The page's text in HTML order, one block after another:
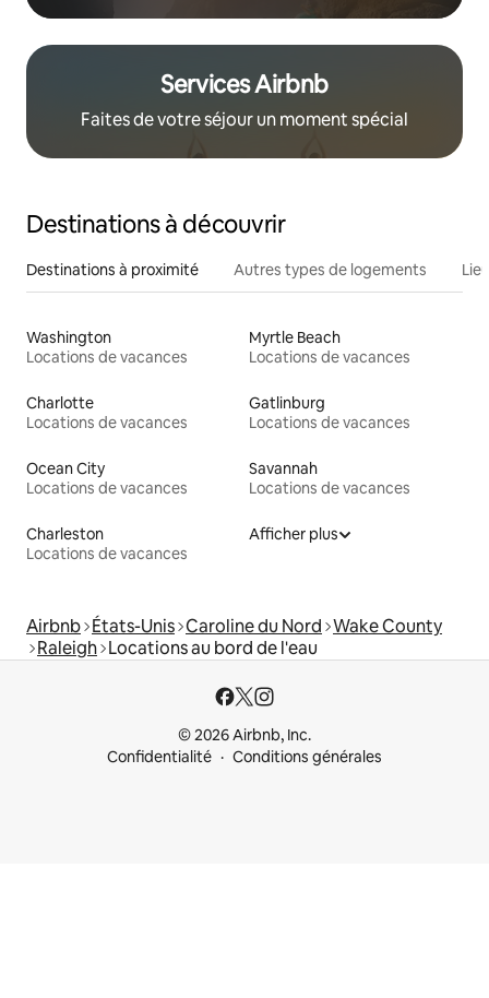
Services Airbnb
Faites de votre séjour un moment spécial
Destinations à découvrir
Destinations à proximité Autres types de logements
Washington
Locations de vacances
Myrtle Beach
Locations de vacances
Charlotte
Locations de vacances
Gatlinburg
Locations de vacances
Ocean City
Locations de vacances
Savannah
Locations de vacances
Charleston
Locations de vacances
Afficher plus
Airbnb États-Unis Caroline du Nord Wake County
Raleigh Locations au bord de l'eau
© 2026 Airbnb, Inc.
Confidentialité
Conditions générales